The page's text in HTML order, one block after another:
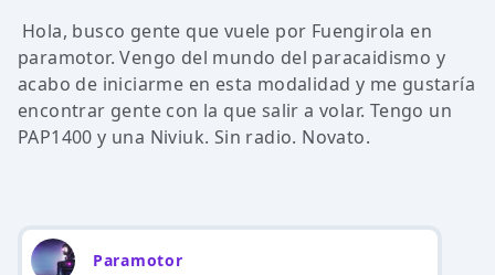
Hola, busco gente que vuele por Fuengirola en
paramotor. Vengo del mundo del paracaidismo y
acabo de iniciarme en esta modalidad y me gustaría
encontrar gente con la que salir a volar. Tengo un
PAP1400 y una Niviuk. Sin radio. Novato.
Paramotor